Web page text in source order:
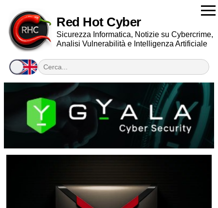
Red Hot Cyber
Sicurezza Informatica, Notizie su Cybercrime,
Analisi Vulnerabilità e Intelligenza Artificiale